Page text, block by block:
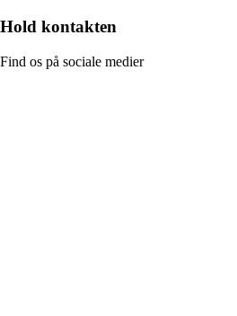
Hold kontakten
Find os på sociale medier